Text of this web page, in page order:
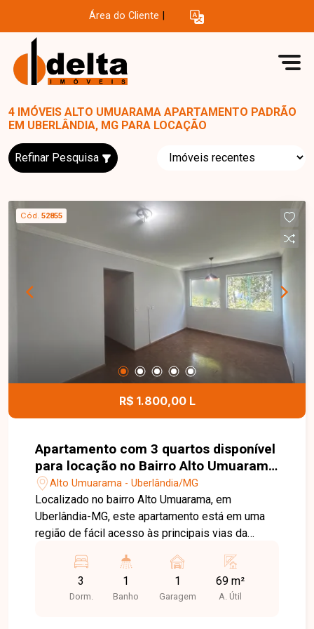
Área do Cliente
4 IMÓVEIS ALTO UMUARAMA APARTAMENTO PADRÃO
EM UBERLÂNDIA, MG PARA LOCAÇÃO
Refinar Pesquisa
Cód. 52855
R$ 1.800,00 L
Apartamento com 3 quartos disponível
para locação no Bairro Alto Umuarama
em Uberlândia-MG
Alto Umuarama - Uberlândia/MG
Localizado no bairro Alto Umuarama, em
Uberlândia-MG, este apartamento está em uma
região de fácil acesso às principais vias da
escolas, farmácias, comércios e diversos
serviços, proporcionando praticidade e conforto
para o dia a dia. O imóvel conta com sala ampla
3
Dorm.
1
Banho
1
Garagem
69 m²
A. Útil